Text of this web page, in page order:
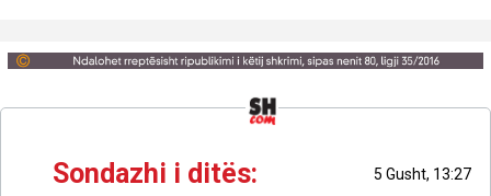
Sondazhi i ditës: 5 Gusht, 13:27